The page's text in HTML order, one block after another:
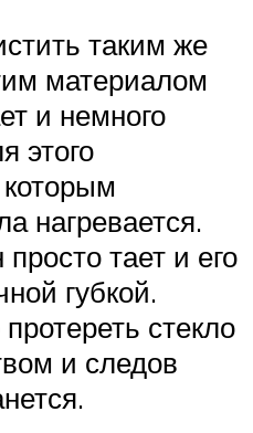
таким же
материалом
и немного
этого
нагревается.
тает и его
губкой.
стекло
и следов